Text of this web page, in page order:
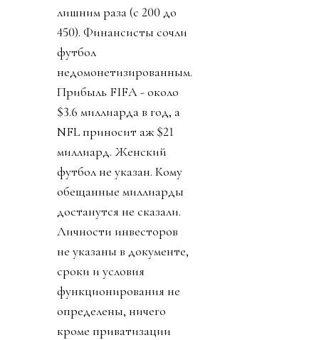
лишним раза (с 200 до
450). Финансисты сочли
футбол
недомонетизированным.
Прибыль FIFA - около
$3.6 миллиарда в год, а
NFL приносит аж $21
миллиард. Женский
футбол не указан. Кому
обещанные миллиарды
достанутся не сказали.
Личности инвесторов
не указаны в документе,
сроки и условия
функционирования не
определены, ничего
кроме приватизации